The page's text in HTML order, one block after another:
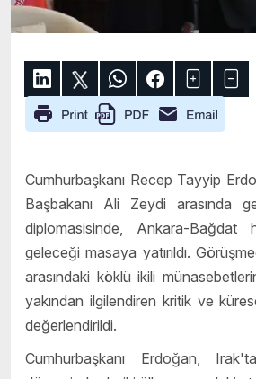
Cumhurbaşkanı Recep Tayyip
Başbakanı Ali Zeydi arasında
diplomasisinde, Ankara-Bağdat
geleceği masaya yatırıldı.
arasındaki köklü ikili
yakından ilgilendiren kritik ve
değerlendirildi.
Cumhurbaşkanı Erdoğan,